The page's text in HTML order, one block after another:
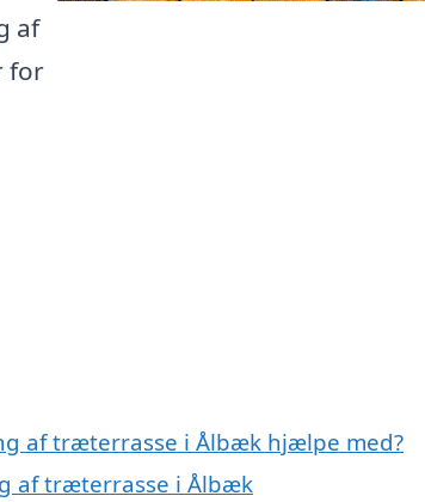
af
for
af træterrasse i Ålbæk hjælpe med?
af træterrasse i Ålbæk